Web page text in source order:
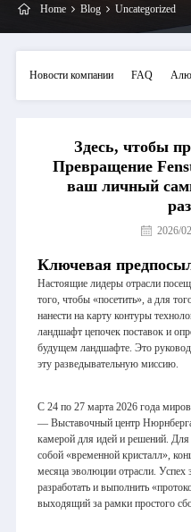
Home Blog Uncategorized
Новости компании FAQ
Здесь, чтобы
Превращение
ваш личный
2026/
Ключевая
Настоящие лидеры отрасли
того, чтобы «посетить», а для
нанести на карту контуры
ландшафт цепочек поставок и
будущем ландшафте. Это
эту разведывательную миссию.
С 24 по 27 марта 2026 года
— Выставочный центр
камерой для идей и решений. Для
собой «временной кристалл»,
месяца эволюции отрасли. Успех
разработать и выполнить
выходящий за рамки простого